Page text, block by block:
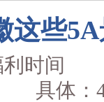
这些
间
具体：4